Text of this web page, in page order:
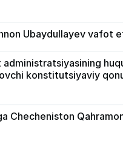
Ubaydullayev vafot
konstitutsiyaviy
Checheniston